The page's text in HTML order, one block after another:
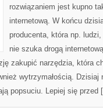
rozwiązaniem jest kupno
internetową. W końcu
producenta, która np.
nie szuka drogą
zakupić narzędzia, która
wytrzymałością.
popsuciu. Lepiej się